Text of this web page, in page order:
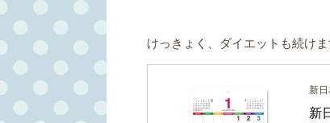
けっきょく、ダイエットも続けま
新
新